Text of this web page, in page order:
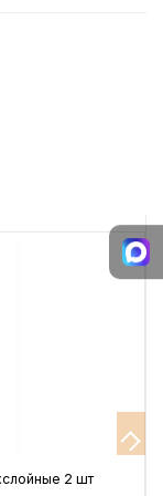
2 шт